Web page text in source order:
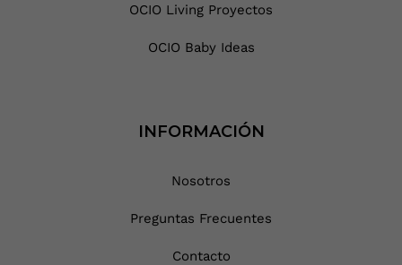
OCIO Living Proyectos
OCIO Baby Ideas
INFORMACIÓN
Nosotros
Preguntas Frecuentes
Contacto